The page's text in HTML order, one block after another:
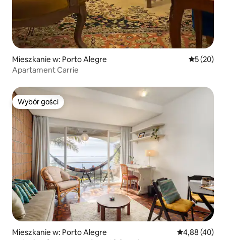
Mieszkanie w: Porto Alegre Średnia
5 (20)
Apartament Carrie
Wybór gości
Wybór gości
Mieszkanie w: Porto Alegre Średnia
4,88 (40)